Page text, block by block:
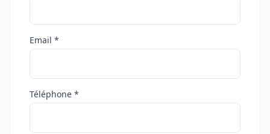
Email *
Téléphone *